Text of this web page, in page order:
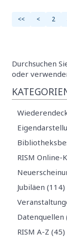
<< < 2
Durchsuchen
oder
RISM Online-
Jubiläen (114)
Datenquellen
RISM A-Z (45)